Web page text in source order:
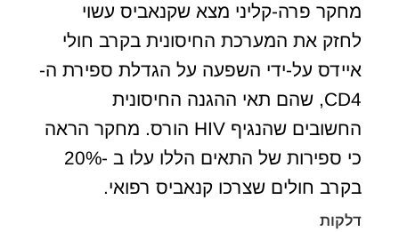
מחקר פרה-קליני מצא שקנאביס עשוי
לחזק את המערכת החיסונית בקרב חולי
איידס על-ידי השפעה על הגדלת ספירת ה-
CD4, שהם תאי ההגנה החיסונית
החשובים שהנגיף HIV הורס. מחקר הראה
כי ספירות של התאים הללו עלו ב -20%
בקרב חולים שצרכו קנאביס רפואי.
דלקות